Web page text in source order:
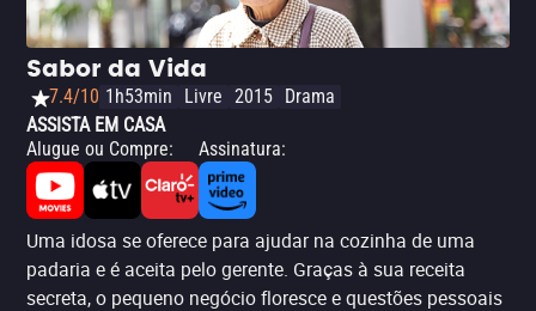
Sabor da Vida
7.4/10 1h53min Livre 2015 Drama
ASSISTA EM CASA
Alugue ou Compre: Assinatura:
Uma idosa se oferece para ajudar na cozinha de uma
padaria e é aceita pelo gerente. Graças à sua receita
secreta, o pequeno negócio floresce e questões pessoais